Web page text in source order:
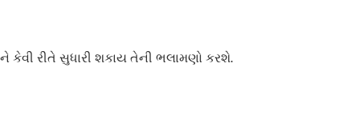
કેવી રીતે સુધારી શકાય તેની ભલામણો કરશે.